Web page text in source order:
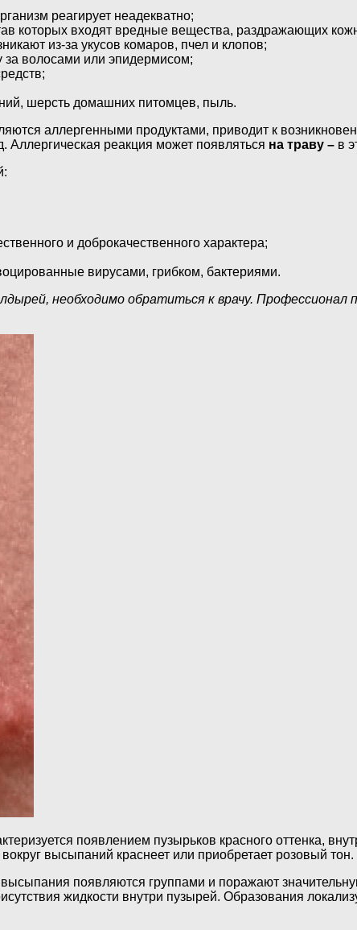
реагирует неадекватно;
которых входят вредные вещества, раздражающих
из-за укусов комаров, пчел и клопов;
за волосами или эпидермисом;
шерсть домашних питомцев, пыль.
аллергенными продуктами, приводит к
реакция может появляться на траву – в
и доброкачественного характера;
вирусами, грибком, бактериями.
необходимо обратиться к врачу.
появлением пузырьков красного оттенка,
высыпаний краснеет или приобретает розовый тон.
появляются группами и поражают
жидкости внутри пузырей. Образования